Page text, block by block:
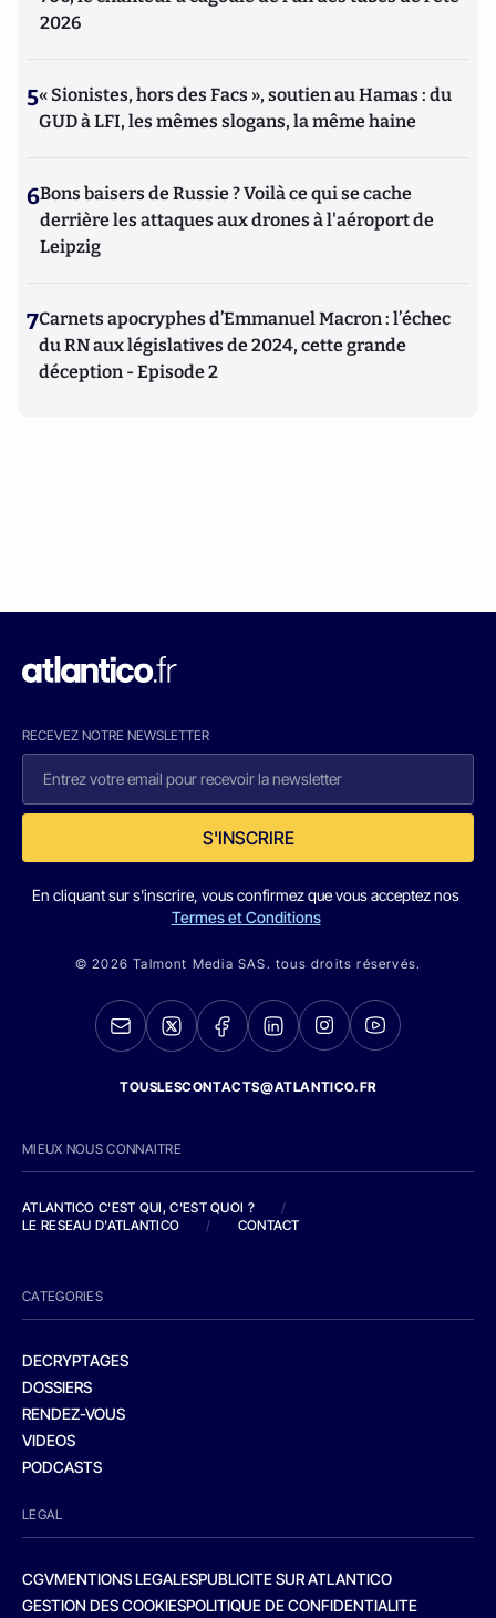
2026
5« Sionistes, hors des Facs », soutien au Hamas : du
GUD à LFI, les mêmes slogans, la même haine
6Bons baisers de Russie ? Voilà ce qui se cache
derrière les attaques aux drones à l'aéroport de
Leipzig
7Carnets apocryphes d’Emmanuel Macron : l’échec
du RN aux législatives de 2024, cette grande
déception - Episode 2
RECEVEZ NOTRE NEWSLETTER
S'INSCRIRE
En cliquant sur s'inscrire, vous confirmez que vous acceptez nos
Termes et Conditions
© 2026 Talmont Media SAS. tous droits réservés.
TOUSLESCONTACTS@ATLANTICO.FR
MIEUX NOUS CONNAITRE
ATLANTICO C'EST QUI, C'EST QUOI ?
/
LE RESEAU D'ATLANTICO
/ CONTACT
CATEGORIES
DECRYPTAGES
DOSSIERS
RENDEZ-VOUS
VIDEOS
PODCASTS
LEGAL
CGVMENTIONS LEGALESPUBLICITE SUR ATLANTICO
GESTION DES COOKIESPOLITIQUE DE CONFIDENTIALITE